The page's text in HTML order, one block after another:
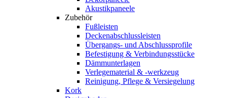
Akustikpaneele
Zubehör
Fußleisten
Deckenabschlussleisten
Übergangs- und Abschlussprofile
Befestigung & Verbindungsstücke
Dämmunterlagen
Verlegematerial & -werkzeug
Reinigung, Pflege & Versiegelung
Kork